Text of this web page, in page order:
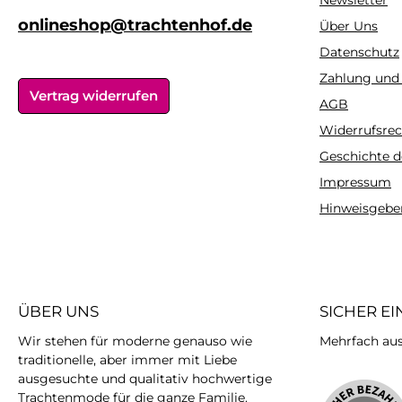
alltäglichen Hose, zum
Wolljacken ihre
ursprüngliche Form
alltäglichen
Dirndl oder
Wolljacken
ursprüngliche
behalten,
möglichst nicht
C
geringer
onlineshop@trachtenhof.de
Vertrag widerrufen
Über Uns
Datenschutz
Zahlung und
AGB
Geschichte
Impressum
ÜBER UNS
Wir stehen für moderne genauso wie
traditionelle, aber immer mit Liebe
ausgesuchte und qualitativ hochwertige
Trachtenmode für die ganze Familie.
SICHER
Mehrfach